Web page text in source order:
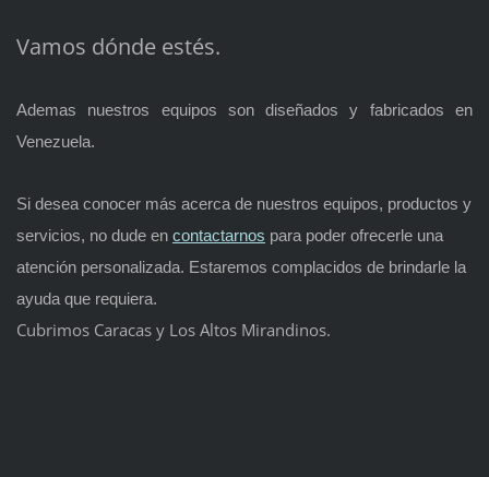
Vamos dónde estés.
Ademas nuestros equipos son diseñados y fabricados en
Venezuela.
Si desea conocer más acerca de nuestros equipos, productos y
servicios, no dude en contactarnos para poder ofrecerle una
atención personalizada. Estaremos complacidos de brindarle la
ayuda que requiera.
Cubrimos Caracas y Los Altos Mirandinos.